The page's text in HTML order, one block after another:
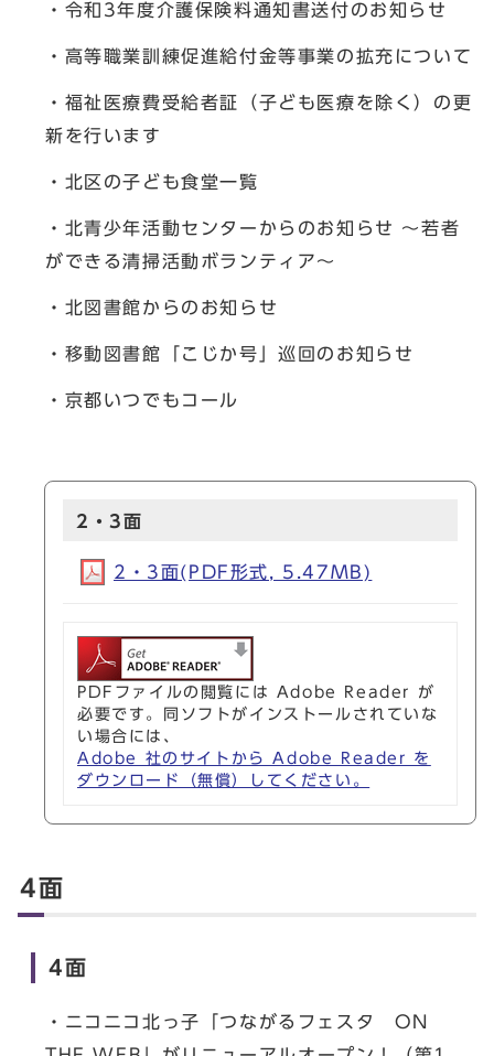
・令和3年度介護保険料通知書送付のお知らせ
・高等職業訓練促進給付金等事業の拡充について
・福祉医療費受給者証（子ども医療を除く）の更
新を行います
・北区の子ども食堂一覧
・北青少年活動センターからのお知らせ ～若者
ができる清掃活動ボランティア～
・北図書館からのお知らせ
・移動図書館「こじか号」巡回のお知らせ
・京都いつでもコール
2・3面
2・3面(PDF形式, 5.47MB)
PDFファイルの閲覧には Adobe Reader が
必要です。同ソフトがインストールされていな
い場合には、
Adobe 社のサイトから Adobe Reader を
ダウンロード（無償）してください。
4面
4面
・ニコニコ北っ子「つながるフェスタ ON